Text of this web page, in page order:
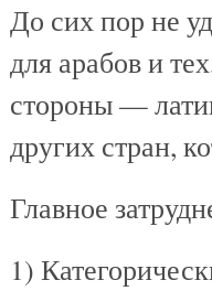
До сих пор не
для арабов и
стороны —
других стран,
Главное
1)